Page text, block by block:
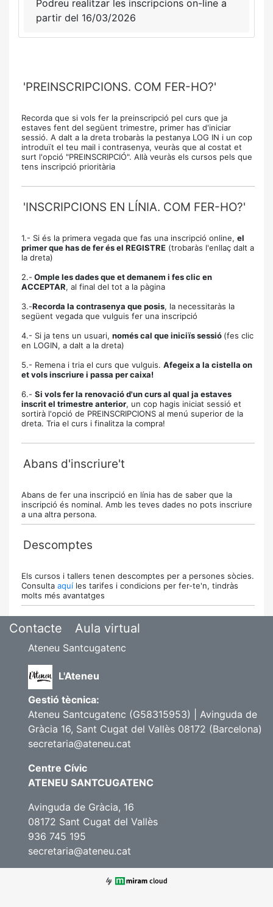
Podreu realitzar les inscripcions on-line a
partir del 16/03/2026
'PREINSCRIPCIONS. COM FER-HO?'
Recorda que si vols fer la preinscripció pel curs que ja
estaves fent del següent trimestre, primer has d'iniciar
sessió. A dalt a la dreta trobaràs la pestanya LOG IN i un cop
introduït el teu mail i contrasenya, veuràs que al costat et
surt l'opció "PREINSCRIPCIÓ". Allà veuràs els cursos pels que
tens inscripció prioritària
'INSCRIPCIONS EN LÍNIA. COM FER-HO?'
1.- Si és la primera vegada que fas una inscripció online, el
primer que has de fer és el REGISTRE (trobaràs l'enllaç dalt a
la dreta)
2.- Omple les dades que et demanem i fes clic en
ACCEPTAR, al final del tot a la pàgina
3.-Recorda la contrasenya que posis, la necessitaràs la
següent vegada que vulguis fer una inscripció
4.- Si ja tens un usuari, només cal que iniciïs sessió (fes clic
en LOGIN, a dalt a la dreta)
5.- Remena i tria el curs que vulguis. Afegeix a la cistella on
et vols inscriure i passa per caixa!
6.- Si vols fer la renovació d'un curs al qual ja estaves
inscrit el trimestre anterior, un cop hagis iniciat sessió et
sortirà l'opció de PREINSCRIPCIONS al menú superior de la
dreta. Tria el curs i finalitza la compra!
Abans d'inscriure't
Abans de fer una inscripció en línia has de saber que la
inscripció és nominal. Amb les teves dades no pots inscriure
a una altra persona.
Descomptes
Els cursos i tallers tenen descomptes per a persones sòcies.
Consulta aquí les tarifes i condicions per fer-te'n, tindràs
molts més avantatges
Contacte Aula virtual
Ateneu Santcugatenc
L'Ateneu
Gestió tècnica:
Ateneu Santcugatenc (G58315953) | Avinguda de
Gràcia 16, Sant Cugat del Vallès 08172 (Barcelona)
secretaria@ateneu.cat
Centre Cívic
ATENEU SANTCUGATENC
Avinguda de Gràcia, 16
08172 Sant Cugat del Vallès
936 745 195
secretaria@ateneu.cat